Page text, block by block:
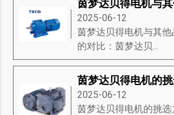
2025-06-12
茵梦达贝得电机与其他
的对比：茵梦达贝...
2025-06-12
茵梦达贝得电机的挑选